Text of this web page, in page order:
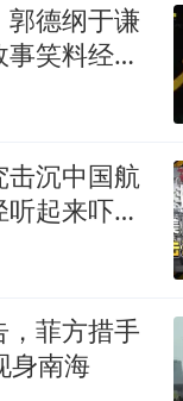
郭德纲于谦
笑料经典
击沉中国航
听起来吓
，菲方措手
身南海